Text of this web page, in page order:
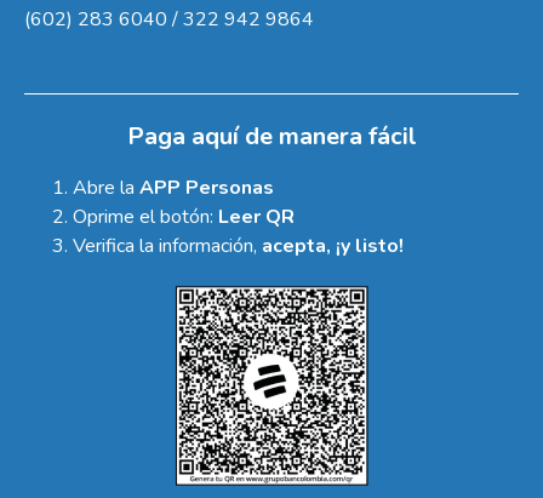
(602) 283 6040 / 322 942 9864
Paga aquí de manera fácil
Abre la APP Personas
Oprime el botón: Leer QR
Verifica la información, acepta, ¡y listo!